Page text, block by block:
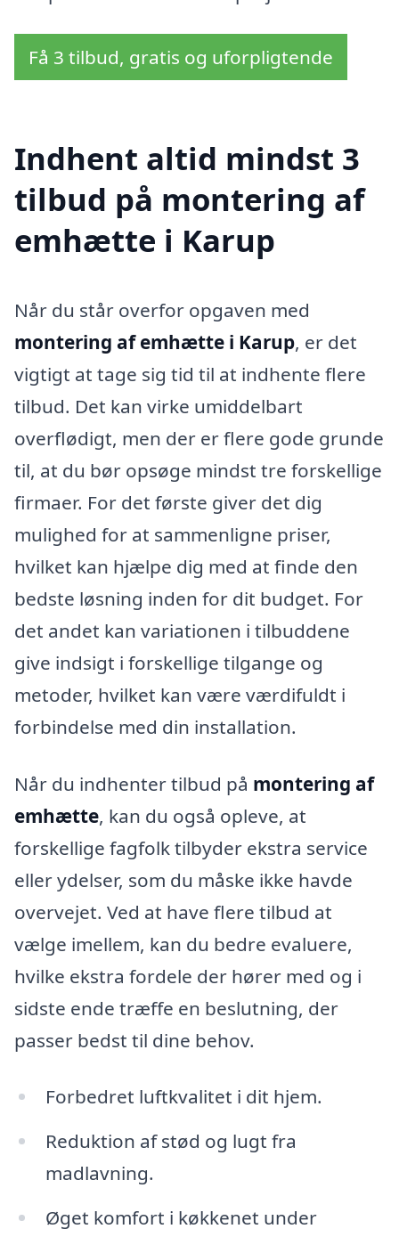
Få 3 tilbud, gratis og uforpligtende
Indhent altid mindst 3
tilbud på montering af
emhætte i Karup
Når du står overfor opgaven med
montering af emhætte i Karup, er det
vigtigt at tage sig tid til at indhente flere
tilbud. Det kan virke umiddelbart
overflødigt, men der er flere gode grunde
til, at du bør opsøge mindst tre forskellige
firmaer. For det første giver det dig
mulighed for at sammenligne priser,
hvilket kan hjælpe dig med at finde den
bedste løsning inden for dit budget. For
det andet kan variationen i tilbuddene
give indsigt i forskellige tilgange og
metoder, hvilket kan være værdifuldt i
forbindelse med din installation.
Når du indhenter tilbud på montering af
emhætte, kan du også opleve, at
forskellige fagfolk tilbyder ekstra service
eller ydelser, som du måske ikke havde
overvejet. Ved at have flere tilbud at
vælge imellem, kan du bedre evaluere,
hvilke ekstra fordele der hører med og i
sidste ende træffe en beslutning, der
passer bedst til dine behov.
Forbedret luftkvalitet i dit hjem.
Reduktion af stød og lugt fra
madlavning.
Øget komfort i køkkenet under